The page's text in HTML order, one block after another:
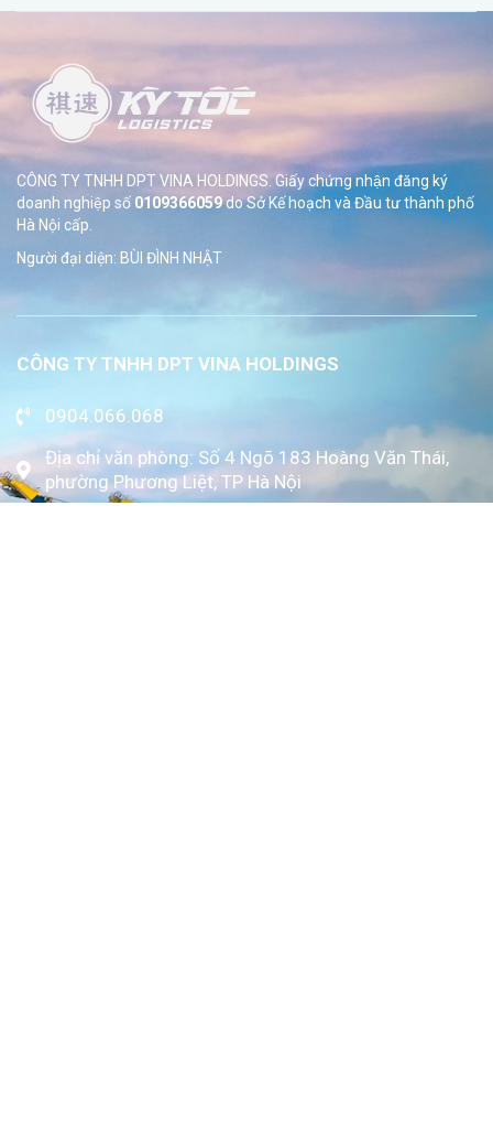
CÔNG TY TNHH DPT VINA HOLDINGS. Giấy chứng nhận đăng ký
doanh nghiệp số 0109366059do SởKế hoạch và Đầu tư thành phố
Hà Nội cấp.
Người đại diện: BÙI ĐÌNH NHẬT
CÔNG TY TNHH DPT VINA HOLDINGS
0904.066.068
Địa chỉ văn phòng: Số 4 Ngõ 183 Hoàng Văn Thái,
phường Phương Liệt, TP Hà Nội